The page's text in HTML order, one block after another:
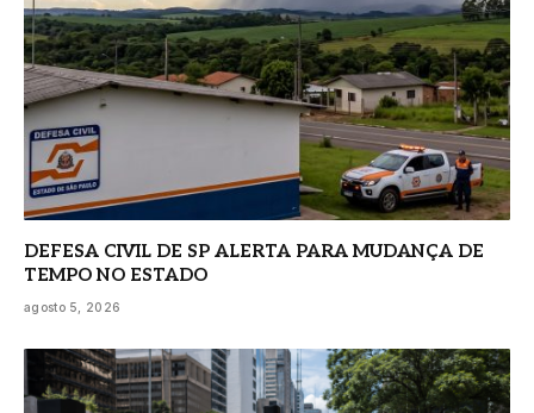
DEFESA CIVIL DE SP ALERTA PARA MUDANÇA DE
TEMPO NO ESTADO
agosto 5, 2026